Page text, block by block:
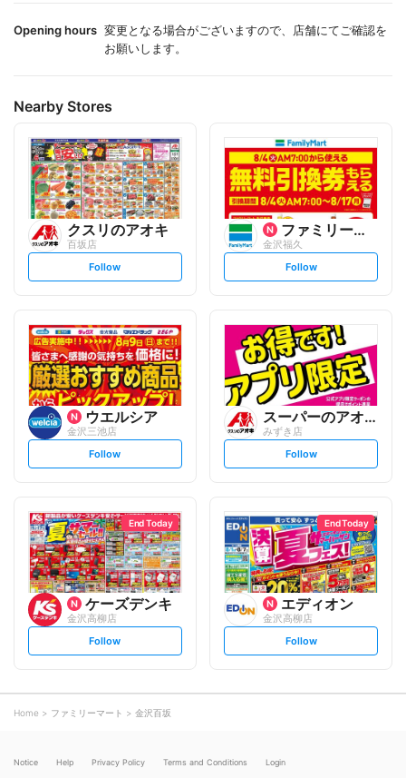
Opening hours 変更となる場合がございますので、店舗にてご確認を
お願いします。
Nearby Stores
クスリのアオキ
百坂店
s
l
o
w
Follow
ファミリーマート
金沢福久
s
l
o
w
Follow
ウエルシア
金沢三池店
s
l
o
w
Follow
スーパーのアオキ
みずき店
s
l
o
w
Follow
End Today
ケーズデンキ
金沢高柳店
s
l
o
Follow
End Today
エディオン
金沢高柳店
s
l
Follow
Home ファミリーマート 金沢百坂
Notice Help Privacy Policy Terms and Conditions Login